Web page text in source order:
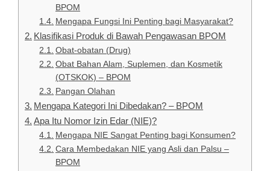
BPOM
Mengapa Fungsi Ini Penting bagi Masyarakat?
Klasifikasi Produk di Bawah Pengawasan BPOM
Obat-obatan (Drug)
Obat Bahan Alam, Suplemen, dan Kosmetik
(OTSKOK) – BPOM
Pangan Olahan
Mengapa Kategori Ini Dibedakan? – BPOM
Apa Itu Nomor Izin Edar (NIE)?
Mengapa NIE Sangat Penting bagi Konsumen?
Cara Membedakan NIE yang Asli dan Palsu –
BPOM